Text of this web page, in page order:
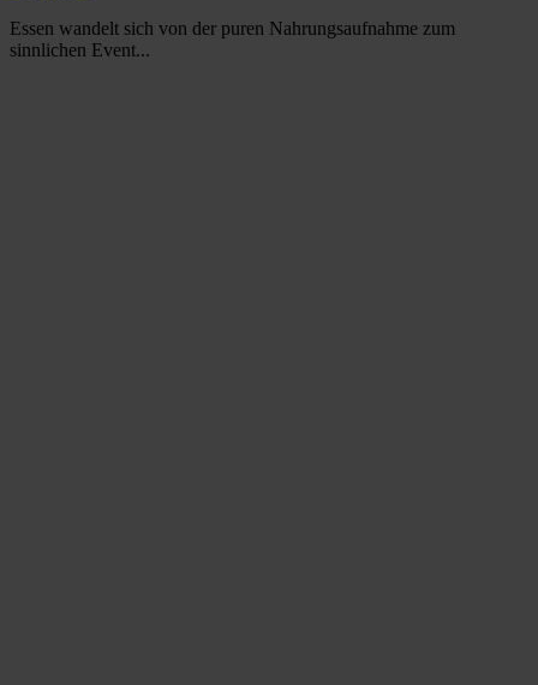
Essen wandelt sich von der puren Nahrungsaufnahme zum
sinnlichen Event...